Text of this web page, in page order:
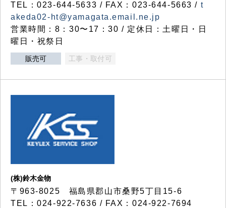
TEL：023-644-5633 / FAX：023-644-5663 / t
akeda02-ht@yamagata.email.ne.jp
営業時間：8：30〜17：30 / 定休日：土曜日・日
曜日・祝祭日
販売可 工事・取付可
(株)鈴木金物
〒963-8025 福島県郡山市桑野5丁目15-6
TEL：024-922-7636 / FAX：024-922-7694